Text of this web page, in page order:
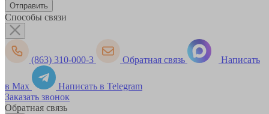
Способы связи
(863) 310-000-3 Обратная связь Написать
в Max
Написать в Telegram
Заказать звонок
Обратная связь